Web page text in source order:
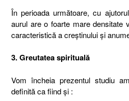
În perioada următoare, cu
aurul are o foarte mare densitate
caracteristică a creștinului și
3. Greutatea spirituală
Vom încheia prezentul studiu
definită ca fiind și :